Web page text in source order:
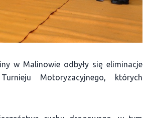
w Malinowie odbyły się eliminacje
Motoryzacyjnego, których